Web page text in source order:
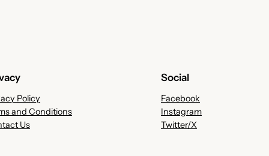
Policy
and Conditions
Us
Social
Facebook
Instagram
Twitter/X